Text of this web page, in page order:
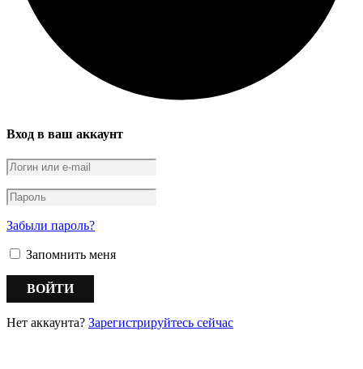
Вход в ваш аккаунт
Забыли пароль?
Запомнить меня
Нет аккаунта? Зарегистрируйтесь сейчас